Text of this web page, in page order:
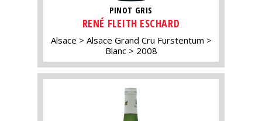
PINOT GRIS
RENÉ FLEITH ESCHARD
Alsace
Alsace Grand Cru Furstentum
Blanc
2008